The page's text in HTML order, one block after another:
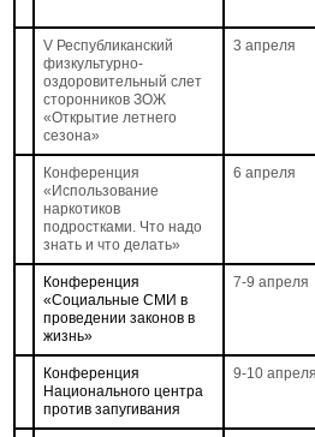
V Республиканский
физкультурно-
оздоровительный слет
сторонников ЗОЖ
«Открытие летнего
сезона»
3 апреля
Конференция
«Использование
наркотиков
подростками. Что надо
знать и что делать»
6 апреля
Конференция
«Социальные СМИ в
проведении законов в
жизнь»
7-9 апреля
Конференция
Национального центра
против запугивания
9-10